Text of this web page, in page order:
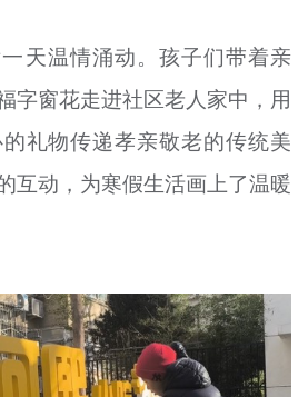
天温情涌动。孩子们带着亲
字窗花走进社区老人家中，用
礼物传递孝亲敬老的传统美
互动，为寒假生活画上了温暖